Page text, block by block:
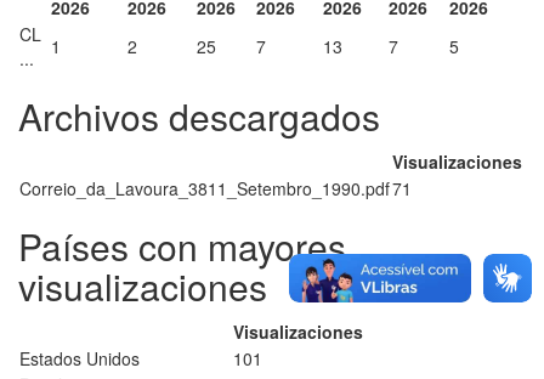
2026
2026
2026
2026
2026
2026
2026
CL
...
1 2 25 7 13 7 5
Archivos descargados
Visualizaciones
Correio_da_Lavoura_3811_Setembro_1990.pdf71
Países con mayores
visualizaciones
Visualizaciones
Estados Unidos
101